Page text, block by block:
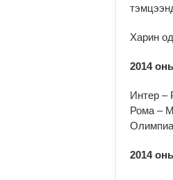
Харин
2014
Интер –
Рома –
2014